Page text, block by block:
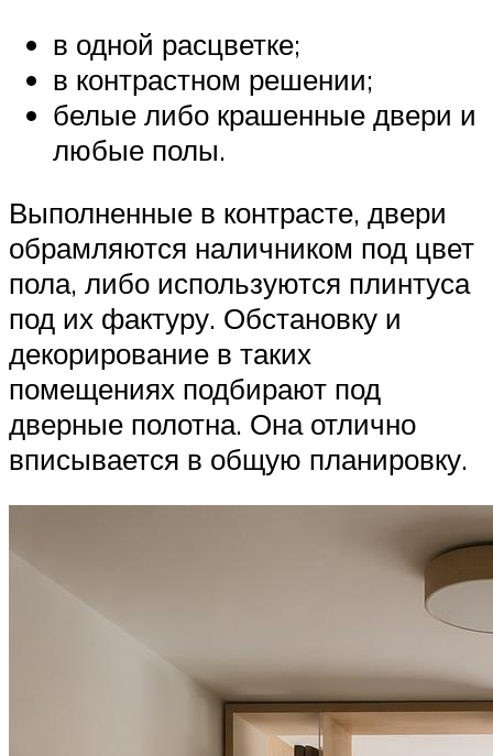
в одной расцветке;
в контрастном решении;
белые либо крашенные двери и
любые полы.
Выполненные в контрасте, двери
обрамляются наличником под цвет
пола, либо используются плинтуса
под их фактуру. Обстановку и
декорирование в таких
помещениях подбирают под
дверные полотна. Она отлично
вписывается в общую планировку.